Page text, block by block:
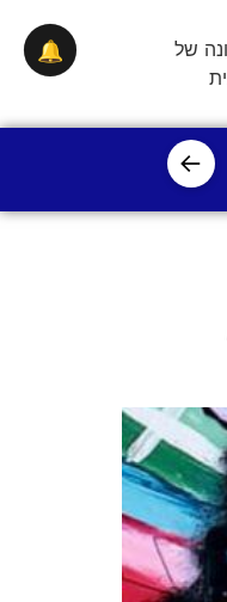
פרדס חנה
←
🔔